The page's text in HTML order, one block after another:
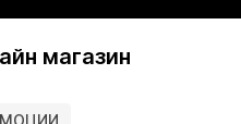
магазин